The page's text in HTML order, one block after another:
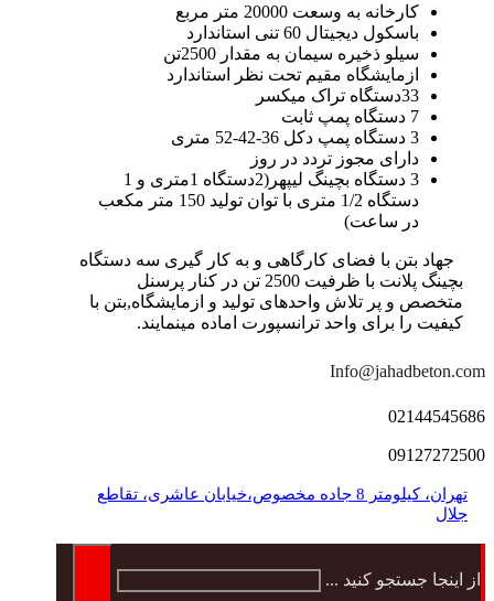
کارخانه به وسعت 20000 متر مربع
باسکول دیجیتال 60 تنی استاندارد
سیلو ذخیره سیمان به مقدار 2500تن
ازمایشگاه مقیم تحت نظر استاندارد
33دستگاه تراک میکسر
7 دستگاه پمپ ثابت
3 دستگاه پمپ دکل 36-42-52 متری
دارای مجوز تردد در روز
3 دستگاه بچینگ لیپهر(2دستگاه 1متری و 1
دستگاه 1/2 متری با توان تولید 150 متر مکعب
در ساعت)
جهاد بتن با فضای کارگاهی و به کار گیری سه دستگاه
بچینگ پلانت با ظرفیت 2500 تن در کنار پرسنل
متخصص و پر تلاش واحدهای تولید و ازمایشگاه,بتن با
کیفیت را برای واحد ترانسپورت اماده مینمایند.
Info@jahadbeton.com
02144545686
09127272500
تهران، کیلومتر 8 جاده مخصوص،خیابان عاشری، تقاطع
جلال
از اینجا جستجو کنید ...